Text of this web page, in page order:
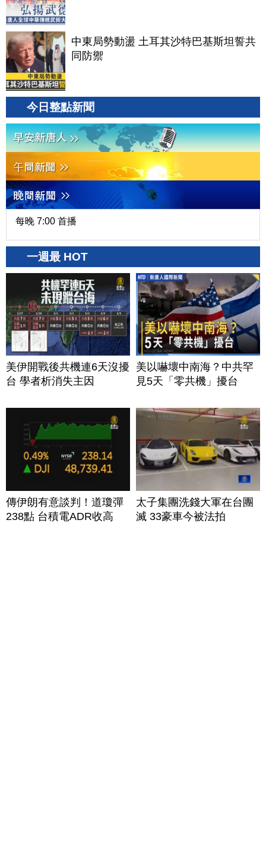
中東局勢動盪 土耳其沙特巴基斯坦誓共
同防禦
今日整點新聞
每晚 7:00 首播
一週最 HOT
美伊開戰後共機連6天沒擾
台 學者析消失主因
美以嚇壞中南海？中共罕
見5天「零共機」擾台
傳伊朗有意談判！道瓊彈
238點 台積電ADR收高
太子集團洗錢大軍在台團
滅 33豪車今被法拍